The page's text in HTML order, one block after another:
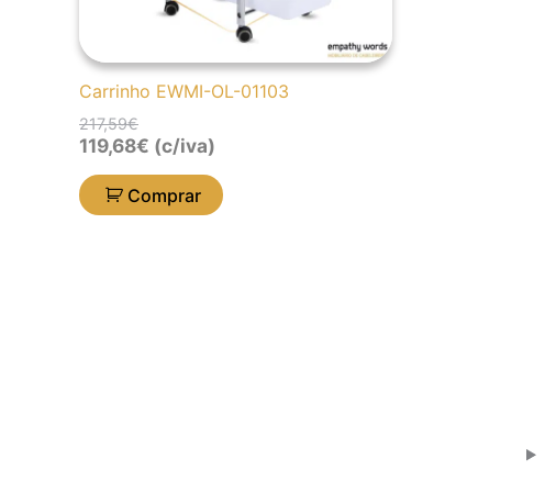
Carrinho EWMI-OL-01103
217,59€
119,68€ (c/iva)
Comprar